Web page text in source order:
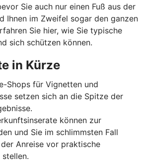
Sie auch nur einen Fuß aus der
Ihnen im Zweifel sogar den ganzen
Sie hier, wie Sie typische
sich schützen können.
in Kürze
Shops für Vignetten und
setzen sich an die Spitze der
können zur
und Sie im schlimmsten Fall
Anreise vor praktische